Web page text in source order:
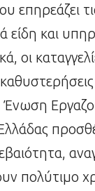
επηρεάζει
είδη και
οι
Ένωση
πολύτιμο